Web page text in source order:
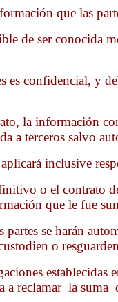
que las
de ser conocida
confidencial, y
la información
a terceros salvo
inclusive
o el contrato
que le fue
se harán
o
establecidas
a reclamar la